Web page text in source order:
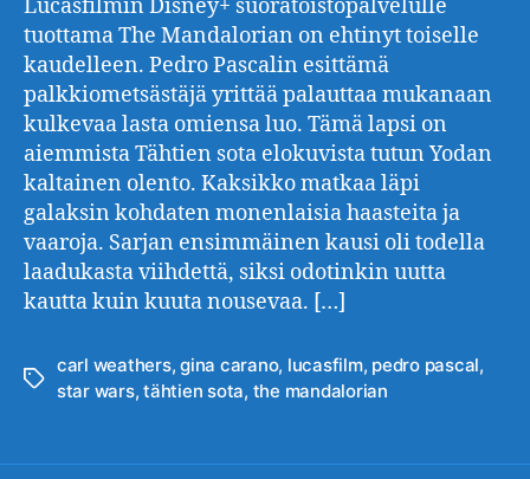
Lucasfilmin Disney+ suoratoistopalvelulle
tuottama The Mandalorian on ehtinyt toiselle
kaudelleen. Pedro Pascalin esittämä
palkkiometsästäjä yrittää palauttaa mukanaan
kulkevaa lasta omiensa luo. Tämä lapsi on
aiemmista Tähtien sota elokuvista tutun Yodan
kaltainen olento. Kaksikko matkaa läpi
galaksin kohdaten monenlaisia haasteita ja
vaaroja. Sarjan ensimmäinen kausi oli todella
laadukasta viihdettä, siksi odotinkin uutta
kautta kuin kuuta nousevaa. […]
Avainsanat
carl weathers,gina carano, lucasfilm, pedro pascal,
star wars,tähtien sota, the mandalorian